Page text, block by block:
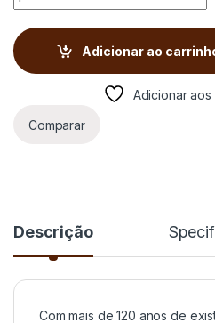
Adicionar ao
Adicionar
Comparar
Descrição
Com mais de 120 anos de